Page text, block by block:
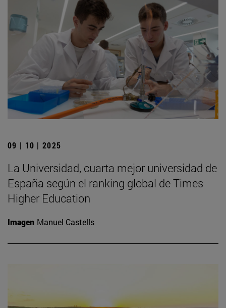
09 | 10 | 2025
La Universidad, cuarta mejor universidad de
España según el ranking global de Times
Higher Education
Imagen Manuel Castells